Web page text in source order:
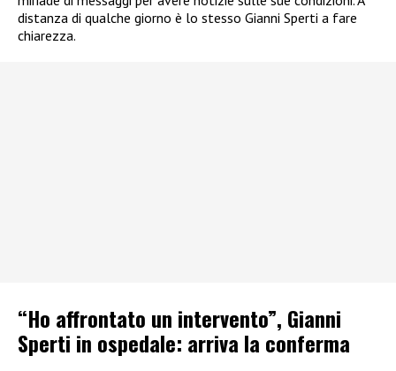
distanza di qualche giorno è lo stesso Gianni Sperti a fare
chiarezza.
“Ho affrontato un intervento”, Gianni
Sperti in ospedale: arriva la conferma